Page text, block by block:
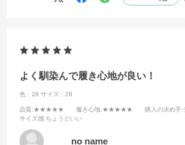
よく馴染んで履き心地が良い！
色：28 サイズ：28
品質:★★★★★ 履き心地:★★★★★ 購入の決め手:
サイズ感:ちょうどいい
no name